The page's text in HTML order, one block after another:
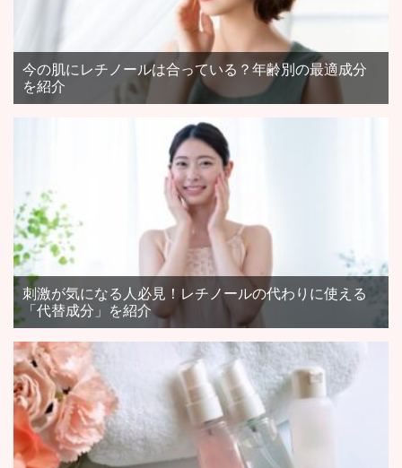
今の肌にレチノールは合っている？年齢別の最適成分
を紹介
刺激が気になる人必見！レチノールの代わりに使える
「代替成分」を紹介